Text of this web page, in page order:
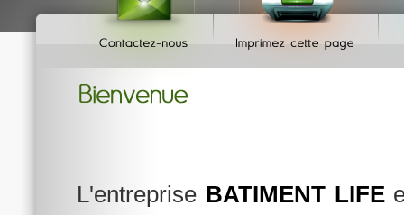
L'entreprise BATIMENT LIFE